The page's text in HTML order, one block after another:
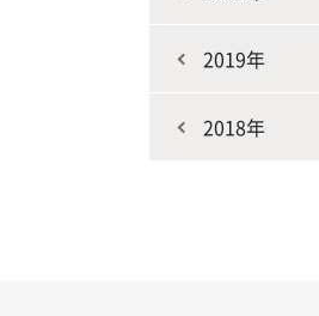
2019年
2018年